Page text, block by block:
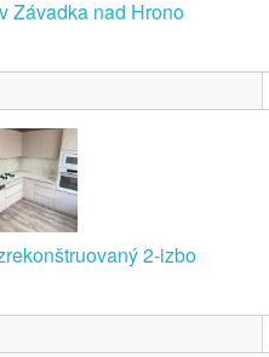
Závadka nad Hrono
2-izbo